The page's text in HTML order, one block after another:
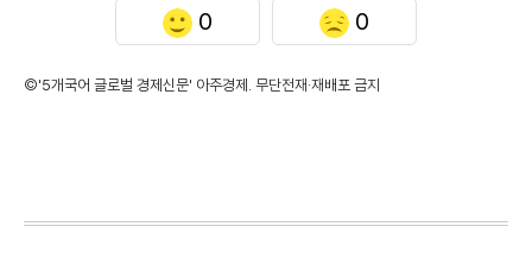
0 0
©'5개국어 글로벌 경제신문' 아주경제. 무단전재·재배포 금지